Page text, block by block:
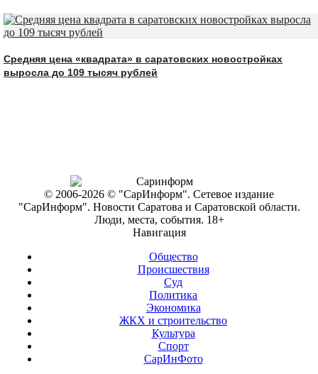
Средняя цена «квадрата» в саратовских новостройках
выросла до 109 тысяч рублей
© 2006-2026 © "СарИнформ". Сетевое издание
"СарИнформ". Новости Саратова и Саратовской области.
Люди, места, события. 18+
Навигация
Общество
Происшествия
Суд
Политика
Экономика
ЖКХ и строительство
Культура
Спорт
СарИнФото